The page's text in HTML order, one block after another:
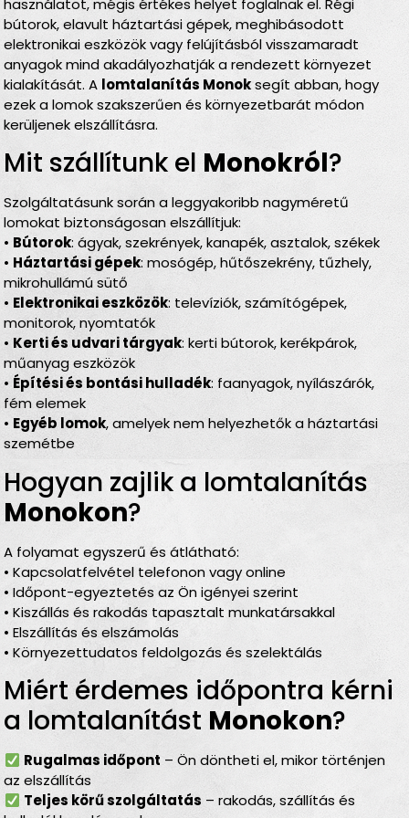
használatot, mégis értékes helyet foglalnak el. Régi
bútorok, elavult háztartási gépek, meghibásodott
elektronikai eszközök vagy felújításból visszamaradt
anyagok mind akadályozhatják a rendezett környezet
kialakítását. A lomtalanítás Monoksegít abban, hogy
ezek a lomok szakszerűen és környezetbarát módon
kerüljenek elszállításra.
Mit szállítunk el Monokról?
Szolgáltatásunk során a leggyakoribb nagyméretű
lomokat biztonságosan elszállítjuk:
• Bútorok: ágyak, szekrények, kanapék, asztalok, székek
• Háztartási gépek: mosógép, hűtőszekrény, tűzhely,
mikrohullámú sütő
• Elektronikai eszközök: televíziók, számítógépek,
monitorok, nyomtatók
• Kerti és udvari tárgyak: kerti bútorok, kerékpárok,
műanyag eszközök
• Építési és bontási hulladék: faanyagok, nyílászárók,
fém elemek
• Egyéb lomok, amelyek nem helyezhetők a háztartási
szemétbe
Hogyan zajlik a lomtalanítás
Monokon?
A folyamat egyszerű és átlátható:
• Kapcsolatfelvétel telefonon vagy online
• Időpont-egyeztetés az Ön igényei szerint
• Kiszállás és rakodás tapasztalt munkatársakkal
• Elszállítás és elszámolás
• Környezettudatos feldolgozás és szelektálás
Miért érdemes időpontra kérni
a lomtalanítást Monokon?
Rugalmas időpont – Ön döntheti el, mikor történjen
az elszállítás
Teljes körű szolgáltatás – rakodás, szállítás és